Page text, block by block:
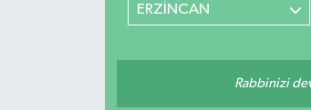
ERZİNCAN
Rabbinizi
Tüm Manşetler